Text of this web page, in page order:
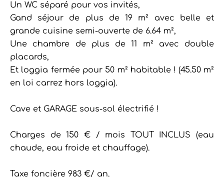
Un WC séparé pour vos invités,
Gand séjour de plus de 19 m² avec belle et
grande cuisine semi-ouverte de 6.64 m²,
Une chambre de plus de 11 m² avec double
placards,
Et loggia fermée pour 50 m² habitable ! (45.50 m²
en loi carrez hors loggia).
Cave et GARAGE sous-sol électrifié !
Charges de 150 € / mois TOUT INCLUS (eau
chaude, eau froide et chauffage).
Taxe foncière 983 €/ an.